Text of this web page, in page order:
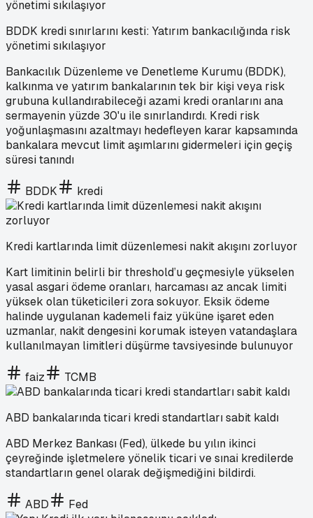
BDDK kredi sınırlarını kesti: Yatırım bankacılığında risk
yönetimi sıkılaşıyor
Bankacılık Düzenleme ve Denetleme Kurumu (BDDK),
kalkınma ve yatırım bankalarının tek bir kişi veya risk
grubuna kullandırabileceği azami kredi oranlarını ana
sermayenin yüzde 30'u ile sınırlandırdı. Kredi risk
yoğunlaşmasını azaltmayı hedefleyen karar kapsamında
bankalara mevcut limit aşımlarını gidermeleri için geçiş
süresi tanındı
BDDK kredi
Kredi kartlarında limit düzenlemesi nakit akışını zorluyor
Kart limitinin belirli bir threshold’u geçmesiyle yükselen
yasal asgari ödeme oranları, harcaması az ancak limiti
yüksek olan tüketicileri zora sokuyor. Eksik ödeme
halinde uygulanan kademeli faiz yüküne işaret eden
uzmanlar, nakit dengesini korumak isteyen vatandaşlara
kullanılmayan limitleri düşürme tavsiyesinde bulunuyor
faiz TCMB
ABD bankalarında ticari kredi standartları sabit kaldı
ABD Merkez Bankası (Fed), ülkede bu yılın ikinci
çeyreğinde işletmelere yönelik ticari ve sınai kredilerde
standartların genel olarak değişmediğini bildirdi.
ABD Fed